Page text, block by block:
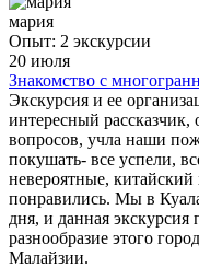
мария
Опыт: 2 экскурсии
20 июля
Знакомство с
Экскурсия и ее
интересный
вопросов, учла наши
покушать- все успели,
невероятные,
понравились. Мы в
дня, и данная экскурсия
разнообразие этого
Малайзии.